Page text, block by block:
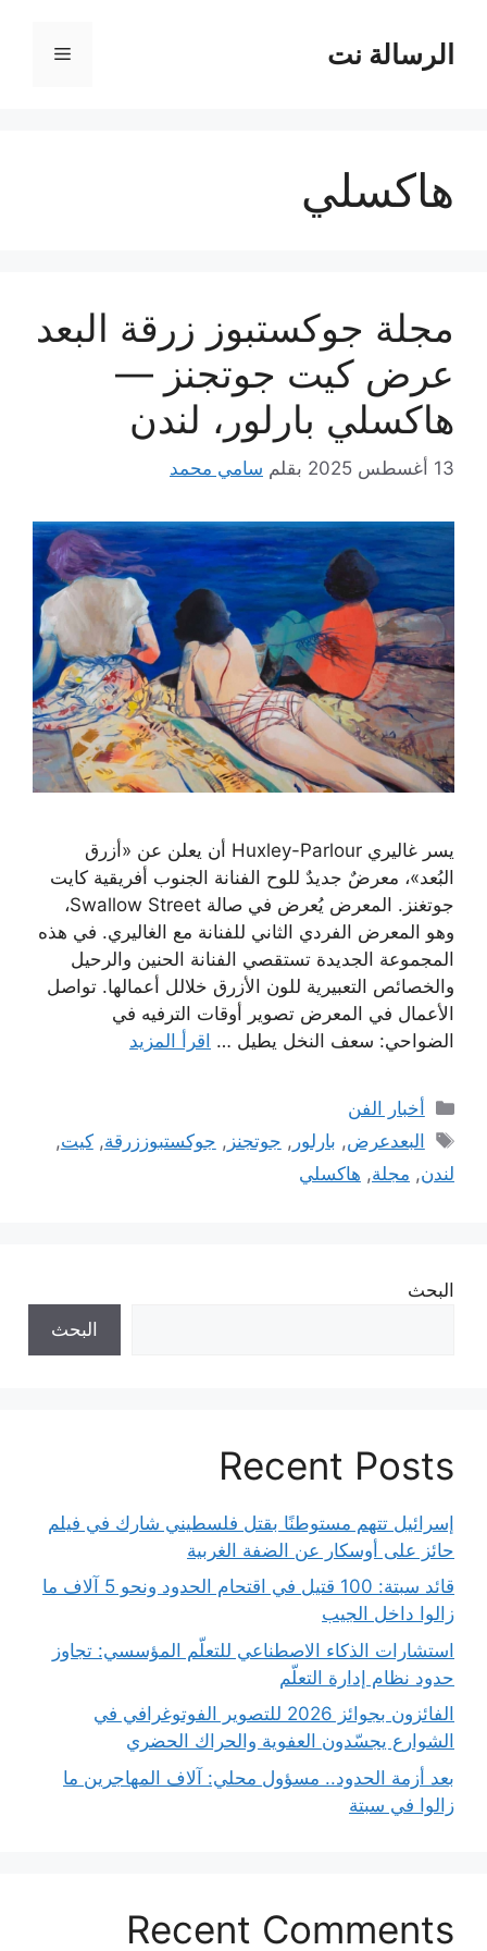
المحتوىالرسالة نت القائمة
هاكسلي
مجلة جوكستبوز زرقة البعد
عرض كيت جوتجنز —
هاكسلي بارلور، لندن
13 أغسطس 2025 بقلم سامي محمد
يسر غاليري Huxley-Parlour أن يعلن عن «أزرق
البُعد»، معرضٌ جديدٌ للوح الفنانة الجنوب أفريقية كايت
جوتغنز. المعرض يُعرض في صالة Swallow Street،
وهو المعرض الفردي الثاني للفنانة مع الغاليري. في هذه
المجموعة الجديدة تستقصي الفنانة الحنين والرحيل
والخصائص التعبيرية للون الأزرق خلالل أعمالها. تواصل
الأعمال في المعرض تصوير أوقات الترفيه في
الضواحي: سعف النخل يطيل … اقرأ المزيد
التصنيفات
أخبار الفن
الوسوم
البعدعرض, بارلور , جوتجنز , جوكستبوززرقة,كيت,
لندن, مجلة, هاكسلي
البحث
البحث
Recent Posts
إسرائيل تتهم مستوطنًا بقتل فلسطيني شارك في فيلم
حائز على أوسكار عن الضفة الغربية
قائد سبتة: 100 قتيل في اقتحام الحدود ونحو 5 آلاف ما
زالوا داخل الجيب
استشارات الذكاء الاصطناعي للتعلّم المؤسسي: تجاوز
حدود نظام إدارة التعلّم
الفائزون بجوائز 2026 للتصوير الفوتوغرافي في
الشوارع يجسّدون العفوية والحراك الحضري
بعد أزمة الحدود.. مسؤول محلي: آلاف المهاجرين ما
زالوا في سبتة
Recent Comments